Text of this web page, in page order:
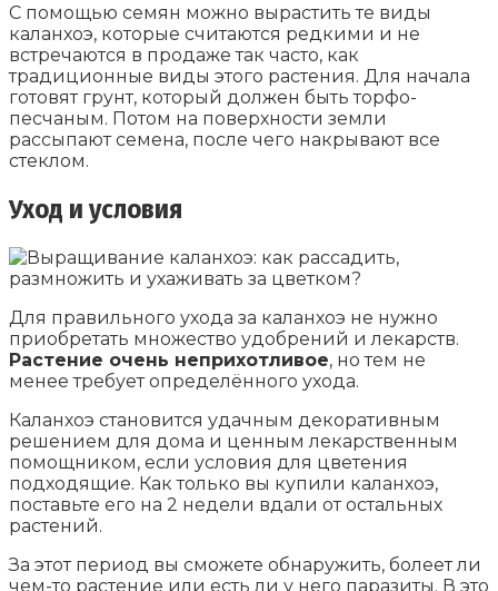
С помощью семян можно вырастить те виды
каланхоэ, которые считаются редкими и не
встречаются в продаже так часто, как
традиционные виды этого растения. Для начала
готовят грунт, который должен быть торфо-
песчаным. Потом на поверхности земли
рассыпают семена, после чего накрывают все
стеклом.
Уход и условия
Для правильного ухода за каланхоэ не нужно
приобретать множество удобрений и лекарств.
Растение очень неприхотливое, но тем не
менее требует определённого ухода.
Каланхоэ становится удачным декоративным
решением для дома и ценным лекарственным
помощником, если условия для цветения
подходящие. Как только вы купили каланхоэ,
поставьте его на 2 недели вдали от остальных
растений.
За этот период вы сможете обнаружить, болеет ли
чем-то растение или есть ли у него паразиты. В это